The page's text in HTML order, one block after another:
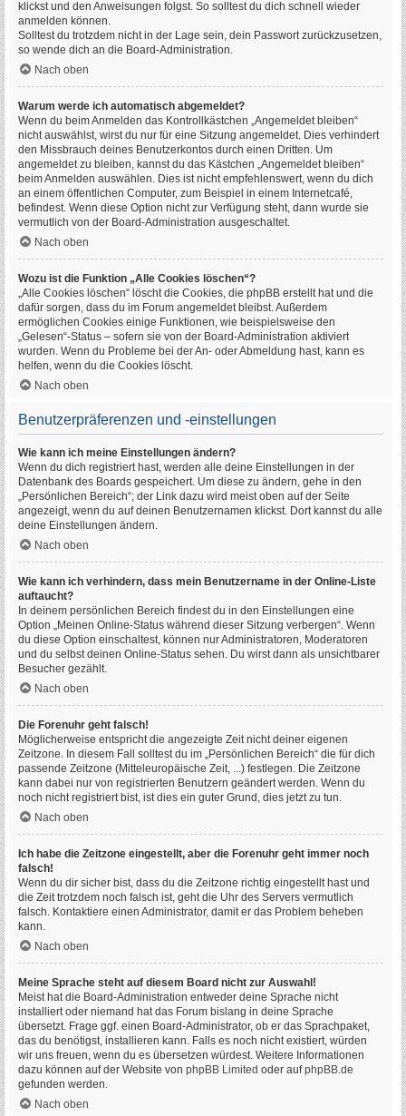
klickst und den Anweisungen folgst. So solltest du dich schnell wieder
anmelden können.
Solltest du trotzdem nicht in der Lage sein, dein Passwort zurückzusetzen,
so wende dich an die Board-Administration.
Nach oben
Warum werde ich automatisch abgemeldet?
Wenn du beim Anmelden das Kontrollkästchen „Angemeldet bleiben“
nicht auswählst, wirst du nur für eine Sitzung angemeldet. Dies verhindert
den Missbrauch deines Benutzerkontos durch einen Dritten. Um
angemeldet zu bleiben, kannst du das Kästchen „Angemeldet bleiben“
beim Anmelden auswählen. Dies ist nicht empfehlenswert, wenn du dich
an einem öffentlichen Computer, zum Beispiel in einem Internetcafé,
befindest. Wenn diese Option nicht zur Verfügung steht, dann wurde sie
vermutlich von der Board-Administration ausgeschaltet.
Nach oben
Wozu ist die Funktion „Alle Cookies löschen“?
„Alle Cookies löschen“ löscht die Cookies, die phpBB erstellt hat und die
dafür sorgen, dass du im Forum angemeldet bleibst. Außerdem
ermöglichen Cookies einige Funktionen, wie beispielsweise den
„Gelesen“-Status – sofern sie von der Board-Administration aktiviert
wurden. Wenn du Probleme bei der An- oder Abmeldung hast, kann es
helfen, wenn du die Cookies löscht.
Nach oben
Benutzerpräferenzen und -einstellungen
Wie kann ich meine Einstellungen ändern?
Wenn du dich registriert hast, werden alle deine Einstellungen in der
Datenbank des Boards gespeichert. Um diese zu ändern, gehe in den
„Persönlichen Bereich“; der Link dazu wird meist oben auf der Seite
angezeigt, wenn du auf deinen Benutzernamen klickst. Dort kannst du alle
deine Einstellungen ändern.
Nach oben
Wie kann ich verhindern, dass mein Benutzername in der Online-Liste
auftaucht?
In deinem persönlichen Bereich findest du in den Einstellungen eine
Option „Meinen Online-Status während dieser Sitzung verbergen“. Wenn
du diese Option einschaltest, können nur Administratoren, Moderatoren
und du selbst deinen Online-Status sehen. Du wirst dann als unsichtbarer
Besucher gezählt.
Nach oben
Die Forenuhr geht falsch!
Möglicherweise entspricht die angezeigte Zeit nicht deiner eigenen
Zeitzone. In diesem Fall solltest du im „Persönlichen Bereich“ die für dich
passende Zeitzone (Mitteleuropäische Zeit, ...) festlegen. Die Zeitzone
kann dabei nur von registrierten Benutzern geändert werden. Wenn du
noch nicht registriert bist, ist dies ein guter Grund, dies jetzt zu tun.
Nach oben
Ich habe die Zeitzone eingestellt, aber die Forenuhr geht immer noch
falsch!
Wenn du dir sicher bist, dass du die Zeitzone richtig eingestellt hast und
die Zeit trotzdem noch falsch ist, geht die Uhr des Servers vermutlich
falsch. Kontaktiere einen Administrator, damit er das Problem beheben
kann.
Nach oben
Meine Sprache steht auf diesem Board nicht zur Auswahl!
Meist hat die Board-Administration entweder deine Sprache nicht
installiert oder niemand hat das Forum bislang in deine Sprache
übersetzt. Frage ggf. einen Board-Administrator, ob er das Sprachpaket,
das du benötigst, installieren kann. Falls es noch nicht existiert, würden
wir uns freuen, wenn du es übersetzen würdest. Weitere Informationen
dazu können auf der Website von phpBB Limited oder aufphpBB.de
gefunden werden.
Nach oben